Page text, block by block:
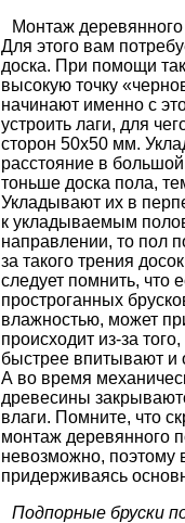
Монтаж
Для этого вам
доска. При помощи
высокую точку
начинают именно с
устроить лаги, для
сторон 50х50 мм.
расстояние в
тоньше доска пола,
Укладывают их в
к укладываемым
направлении, то пол
за такого трения
следует помнить, что
простроганных
влажностью, может
происходит из-за
быстрее впитывают и
А во время
древесины
влаги. Помните, что
монтаж деревянного
невозможно, поэтому
придерживаясь
Подпорные бруски